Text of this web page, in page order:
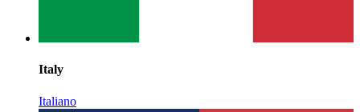
Italy
Italiano